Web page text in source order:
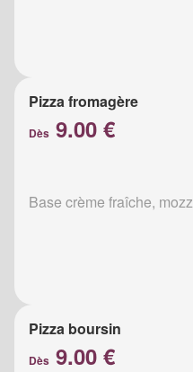
Pizza fromagère
Dès 9.00 €
Base crème fraîche,
Pizza boursin
Dès 9.00 €